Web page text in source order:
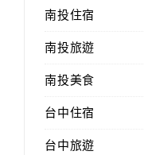
南投住宿
南投旅遊
南投美食
台中住宿
台中旅遊